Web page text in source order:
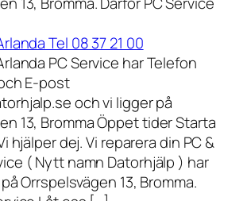
Tel 08 37 21 00
PC Service har Telefon
E-post
och vi ligger på
13, Bromma Öppet tider Starta
hjälper dej. Vi reparera din PC &
( Nytt namn Datorhjälp ) har
Orrspelsvägen 13, Bromma.